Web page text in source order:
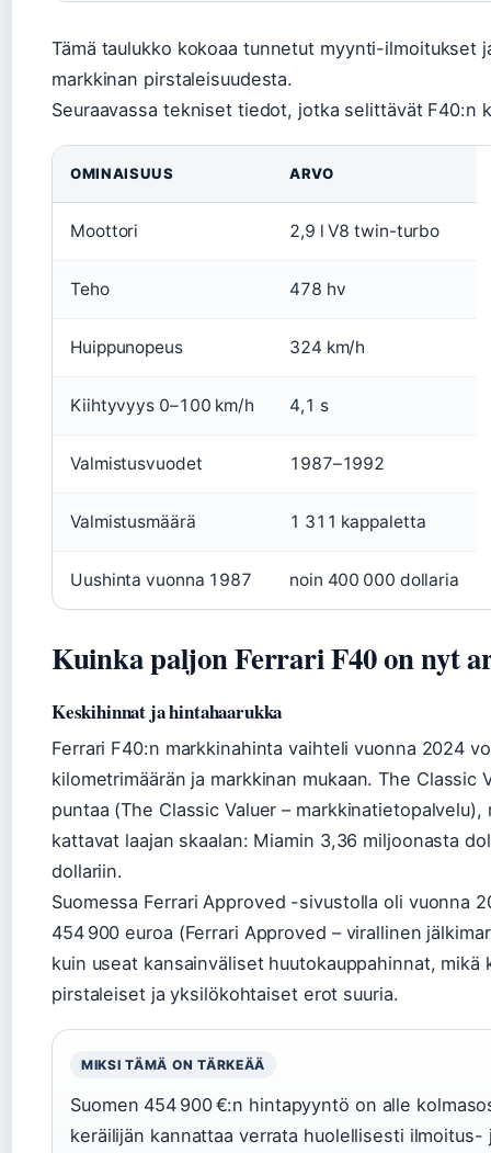
Tämä taulukko kokoaa tunnetut myynti-ilmoitukset
markkinan pirstaleisuudesta.
Seuraavassa tekniset tiedot, jotka selittävät F40:n
OMINAISUUS ARVO
Moottori 2,9 l V8 twin-turbo
Teho 478 hv
Huippunopeus 324 km/h
Kiihtyvyys 0–100 km/h 4,1 s
Valmistusvuodet 1987–1992
Valmistusmäärä 1 311 kappaletta
Uushinta vuonna 1987 noin 400 000 dollaria
Kuinka paljon Ferrari F40 on nyt
Keskihinnat ja hintahaarukka
Ferrari F40:n markkinahinta vaihteli vuonna 2024
kilometrimäärän ja markkinan mukaan. The Classic
puntaa (The Classic Valuer –
kattavat laajan skaalan: Miamin 3,36 miljoonasta
dollariin.
Suomessa Ferrari Approved -sivustolla oli vuonna
454 900 euroa (Ferrari Approved – virallinen
kuin useat kansainväliset huutokauppahinnat,
pirstaleiset ja yksilökohtaiset erot suuria.
MIKSI TÄMÄ ON TÄRKEÄÄ
Suomen 454 900 €:n hintapyyntö on alle
keräilijän kannattaa verrata huolellisesti